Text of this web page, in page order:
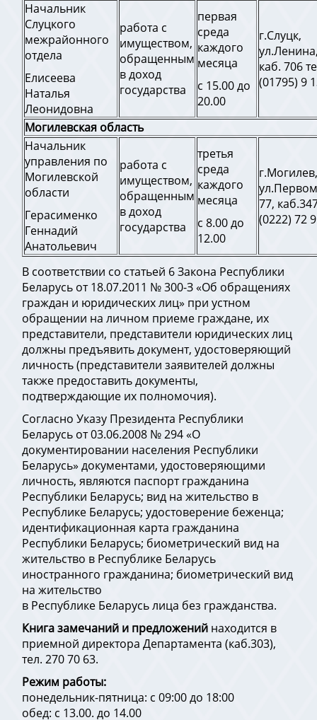
Начальник
Слуцкого
межрайонного
отдела
Елисеева
Наталья
Леонидовна
работа с
имуществом,
обращенным
в доход
государства
первая
среда
каждого
месяца
с 15.00 до
20.00
г.Слуцк,
каб. 706
(01795) 9
Могилевская область
Начальник
управления по
Могилевской
области
Герасименко
Геннадий
Анатольевич
работа с
имуществом,
обращенным
в доход
государства
третья
среда
каждого
месяца
с 8.00 до
12.00
77,
(0222) 72
В соответствии со статьей 6 Закона Республики
Беларусь от 18.07.2011 № 300-З «Об обращениях
граждан и юридических лиц» при устном
обращении на личном приеме граждане, их
представители, представители юридических лиц
должны предъявить документ, удостоверяющий
личность (представители заявителей должны
также предоставить документы,
подтверждающие их полномочия).
Согласно Указу Президента Республики
Беларусь от 03.06.2008 № 294 «О
документировании населения Республики
Беларусь» документами, удостоверяющими
личность, являются паспорт гражданина
Республики Беларусь; вид на жительство в
Республике Беларусь; удостоверение беженца;
идентификационная карта гражданина
Республики Беларусь; биометрический вид на
жительство в Республике Беларусь
иностранного гражданина; биометрический вид
на жительство
в Республике Беларусь лица без гражданства.
Книга замечаний и предложений находится в
приемной директора Департамента (каб.303),
тел. 270 70 63.
Режим работы:
понедельник-пятница: с 09:00 до 18:00
обед: с 13.00. до 14.00